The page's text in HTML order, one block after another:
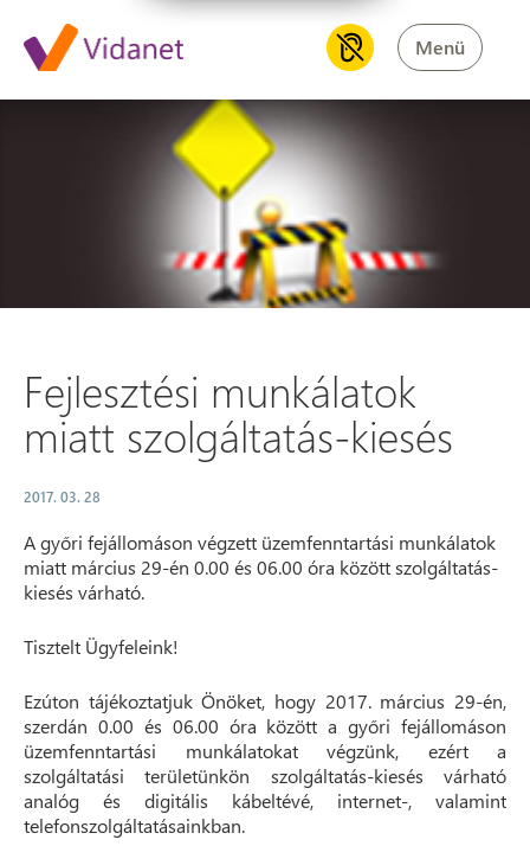
Menü
Fejlesztési munkálatok miatt
Fejlesztési munkálatok
miatt szolgáltatás-kiesés
2017. 03. 28
A győri fejállomáson végzett üzemfenntartási munkálatok
miatt március 29-én 0.00 és 06.00 óra között szolgáltatás-
kiesés várható.
Tisztelt Ügyfeleink!
Ezúton tájékoztatjuk Önöket, hogy 2017. március 29-én,
szerdán 0.00 és 06.00 óra között a győri fejállomáson
üzemfenntartási munkálatokat végzünk, ezért a
szolgáltatási területünkön szolgáltatás-kiesés várható
analóg és digitális kábeltévé, internet-, valamint
telefonszolgáltatásainkban.